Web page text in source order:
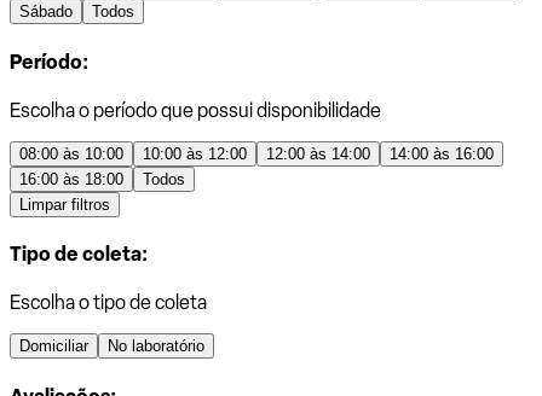
Sábado
Todos
Período:
Escolha o período que possui disponibilidade
08:00 às 10:00 10:00 às 12:00 12:00 às 14:00
14:00 às 16:00
16:00 às 18:00
Todos
Limpar filtros
Tipo de coleta:
Escolha o tipo de coleta
Domiciliar No laboratório